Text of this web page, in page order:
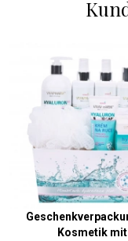
Kosmetik mit